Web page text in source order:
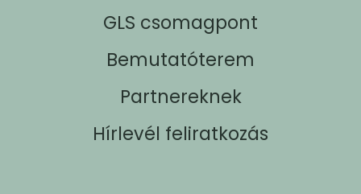
GLS csomagpont
Bemutatóterem
Partnereknek
Hírlevél feliratkozás